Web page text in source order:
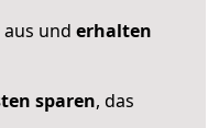
und erhalten
sparen, das